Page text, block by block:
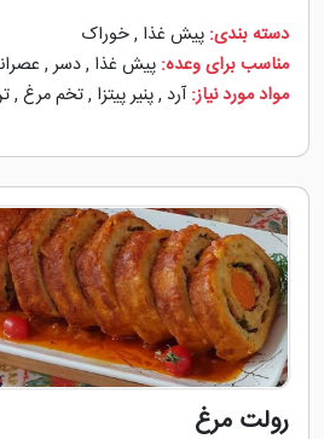
دسته بندی: پیش غذا ,خوراک
مناسب برای وعده: پیش غذا ,دسر,
مواد مورد نیاز: آرد ,پنیر پیتزا ,تخم مرغ ,
رولت مرغ